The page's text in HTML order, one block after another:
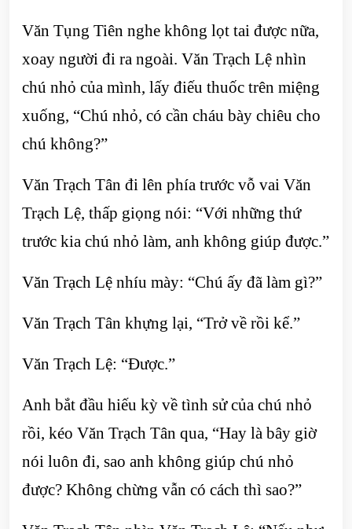
Văn Tụng Tiên nghe không lọt tai được nữa,
xoay người đi ra ngoài. Văn Trạch Lệ nhìn
chú nhỏ của mình, lấy điếu thuốc trên miệng
xuống, “Chú nhỏ, có cần cháu bày chiêu cho
chú không?”
Văn Trạch Tân đi lên phía trước vỗ vai Văn
Trạch Lệ, thấp giọng nói: “Với những thứ
trước kia chú nhỏ làm, anh không giúp được.”
Văn Trạch Lệ nhíu mày: “Chú ấy đã làm gì?”
Văn Trạch Tân khựng lại, “Trở về rồi kể.”
Văn Trạch Lệ: “Được.”
Anh bắt đầu hiếu kỳ về tình sử của chú nhỏ
rồi, kéo Văn Trạch Tân qua, “Hay là bây giờ
nói luôn đi, sao anh không giúp chú nhỏ
được? Không chừng vẫn có cách thì sao?”